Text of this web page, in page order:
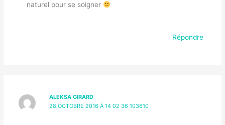
naturel pour se soigner
Répondre
ALEKSA GIRARD
28 OCTOBRE 2016 À 14 02 36 103610